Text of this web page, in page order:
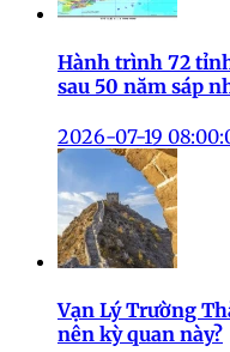
Hành trình 72
sau 50 năm sáp
2026-07-19
Vạn Lý Trường
nên kỳ quan này?